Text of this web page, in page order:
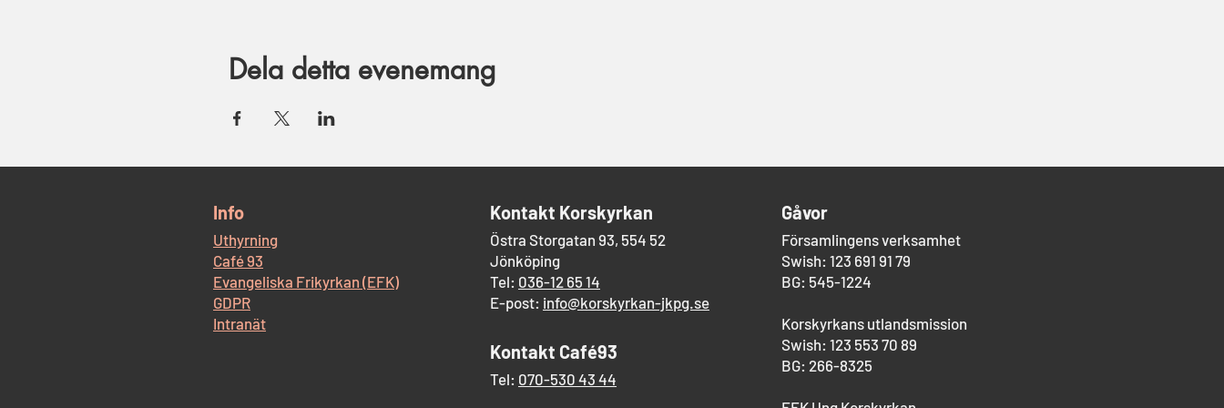
Dela detta evenemang
​Info
Uthyrning
Café 93
Evangeliska Frikyrkan (EFK)
GDPR
Intranät
​Kontakt Korskyrkan
Östra Storgatan 93, 554 52
Jönköping
Tel: 036-12 65 14
E-post: info@korskyrkan-jkpg.se
Kontakt Café93
Tel: 070-530 43 44
Gåvor
Församlingens verksamhet
Swish: 123 691 91 79
BG: 545-1224
Korskyrkans utlandsmission
Swish: 123 553 70 89
BG: 266-8325